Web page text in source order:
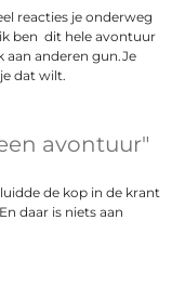
reacties je onderweg
ben dit hele avontuur
anderen gun.Je
dat wilt.
avontuur"
de kop in de krant
daar is niets aan